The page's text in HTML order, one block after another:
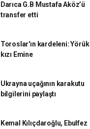
Darıca G.B Mustafa Aköz’ü
transfer etti
Toroslar'ın kardeleni: Yörük
kızı Emine
Ukrayna uçağının karakutu
bilgilerini paylaştı
Kemal Kılıçdaroğlu, Ebulfez